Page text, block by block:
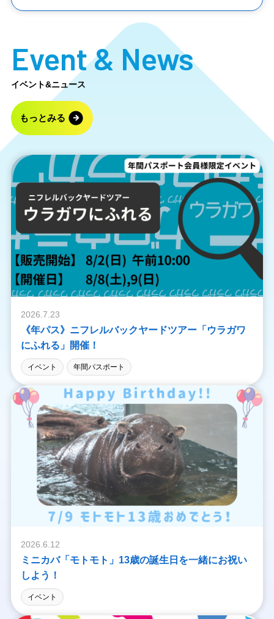
Event& News
イベント&ニュース
もっとみる
2026.7.23
《年パス》ニフレルバックヤードツアー「ウラガワ
にふれる」開催！
イベント 年間パスポート
2026.6.12
ミニカバ「モトモト」13歳の誕生日を一緒にお祝い
しよう！
イベント